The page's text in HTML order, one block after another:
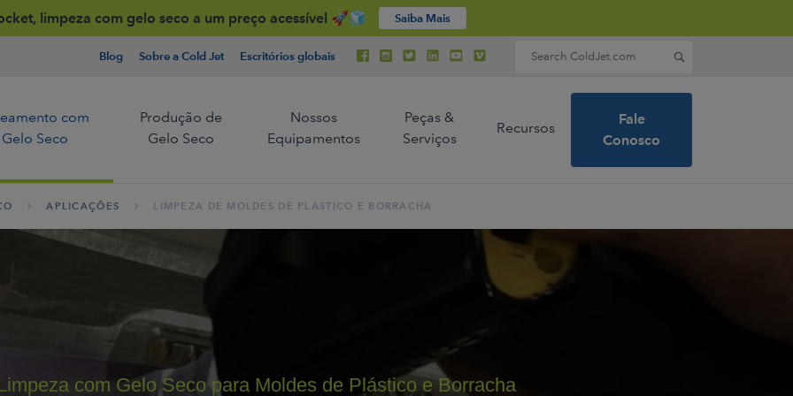
com
Gelo Seco
de Engenharia
mundiais em tecnologia
Produção de
Gelo Seco
Gestão da Cadeia de Frio
Produção para
Jateamento de Gelo Seco
Nossos
Equipamentos
Peças &
Serviços
Recursos
Fale
Conosco
Blog Sobre a Cold Jet Escritórios globais Search for:
limpeza com gelo seco a um preço acessível 🚀🧊 Saiba Mais
APLICAÇÕES LIMPEZA DE MOLDES DE PLÁSTICO E BORRACHA
com Gelo Seco para Moldes de Plástico e Borracha